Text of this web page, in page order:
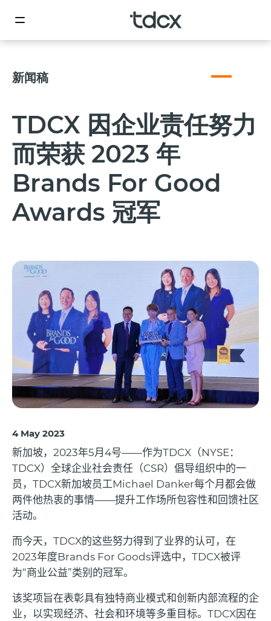
新闻稿
TDCX 因企业责任努力
而荣获 2023 年
Brands For Good
Awards 冠军
4 May 2023
新加坡， 2023年5月 4号——作为TDCX （NYSE：
TDCX）全球企业社会责任（CSR）倡导组织中的一
员， TDCX新加坡员工Michael Danker每个月都会做
两件他热衷的事情——提升工作场所包容性和回馈社区
活动。
而今天， TDCX的这些努力得到了业界的认可，在
2023年度Brands For Goods评选中， TDCX被评
为“商业公益”类别的冠军。
该奖项旨在表彰具有独特商业模式和创新内部流程的企
业，以实现经济、社会和环境等多重目标。 TDCX因在